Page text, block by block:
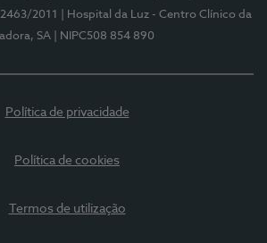
2011
| Hospital da Luz - Centro Clínico da
SA
| NIPC508 854 890
Política de privacidade
Política de cookies
Termos de utilização